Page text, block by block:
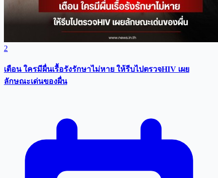
2
เตือน ใครมีผื่นเรื้อรังรักษาไม่หาย ให้รีบไปตรวจHIV เผย
ลักษณะเด่นของผื่น